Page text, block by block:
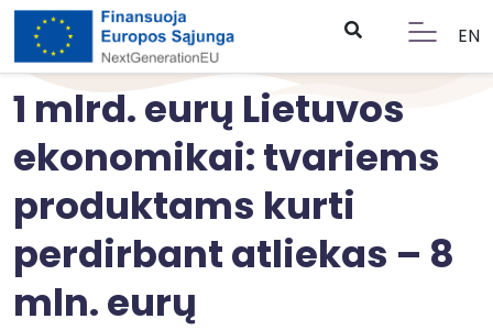
EN
1 mlrd. eurų Lietuvos
ekonomikai: tvariems
produktams kurti
perdirbant atliekas – 8
mln. eurų